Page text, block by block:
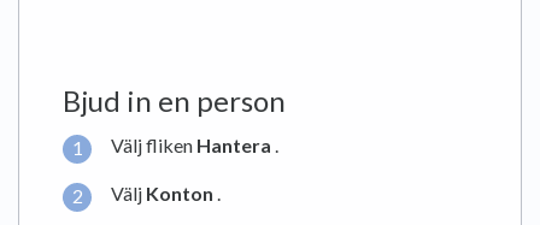
Bjud in en person
Välj fliken Hantera .
Välj Konton .